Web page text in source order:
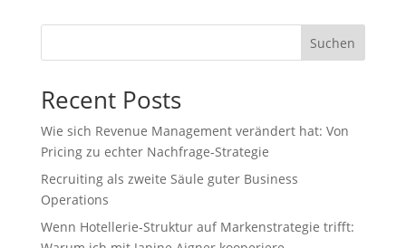
Suchen
Recent Posts
Wie sich Revenue Management verändert hat: Von
Pricing zu echter Nachfrage‑Strategie
Recruiting als zweite Säule guter Business
Operations
Wenn Hotellerie‑Struktur auf Markenstrategie trifft: